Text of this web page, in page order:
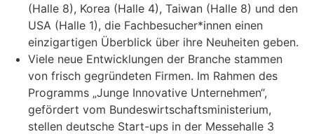
(Halle 8), Korea (Halle 4), Taiwan (Halle 8) und den
USA (Halle 1), die Fachbesucher*innen einen
einzigartigen Überblick über ihre Neuheiten geben.
Viele neue Entwicklungen der Branche stammen
von frisch gegründeten Firmen. Im Rahmen des
Programms „Junge Innovative Unternehmen“,
gefördert vom Bundeswirtschaftsministerium,
stellen deutsche Start-ups in der Messehalle 3